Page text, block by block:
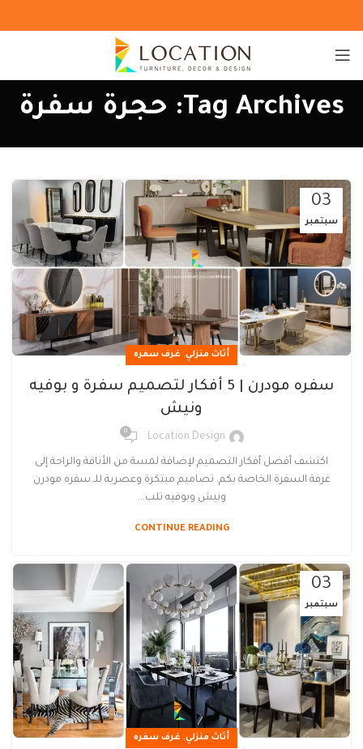
Tag Archives: حجرة سفرة
03
سبتمبر
أثاث منزلي, غرف سفره
سفره مودرن | 5 أفكار لتصميم سفرة و بوفيه
ونيش
Location Design
0
اكتشف أفضل أفكار التصميم لإضافة لمسة من الأناقة والراحة إلى
غرفة السفرة الخاصة بكم. تصاميم مبتكرة وعصرية للـ سفره مودرن
ونيش وبوفيه تلب...
CONTINUE READING
03
سبتمبر
أثاث منزلي, غرف سفره